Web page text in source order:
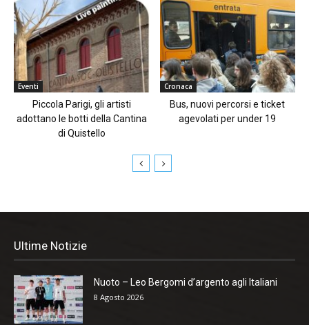
Eventi
Piccola Parigi, gli artisti
adottano le botti della Cantina
di Quistello
Cronaca
Bus, nuovi percorsi e ticket
agevolati per under 19
Ultime Notizie
Nuoto – Leo Bergomi d’argento agli Italiani
8 Agosto 2026